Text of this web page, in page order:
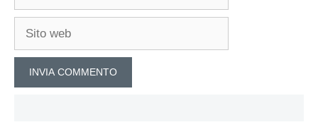
Sito